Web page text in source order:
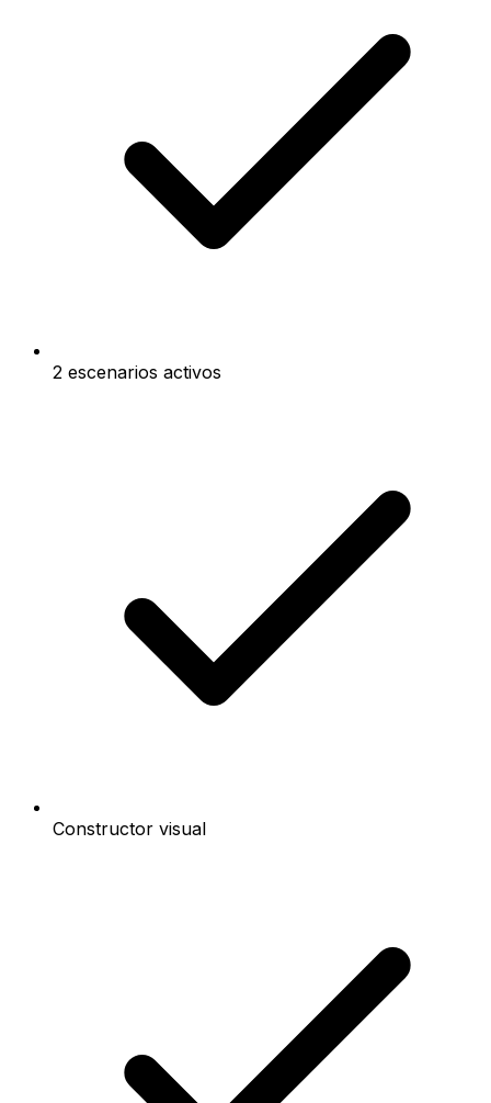
2 escenarios activos
Constructor visual